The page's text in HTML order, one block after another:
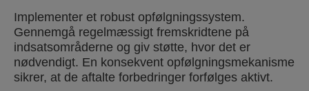
Implementer et robust opfølgningssystem.
Gennemgå regelmæssigt fremskridtene på
indsatsområderne og giv støtte, hvor det er
nødvendigt. En konsekvent opfølgningsmekanisme
sikrer, at de aftalte forbedringer forfølges aktivt.